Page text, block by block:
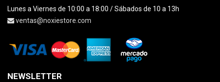
Lunes a Viernes de 10:00 a 18:00 / Sábados de 10 a 13h
ventas@noxiestore.com
NEWSLETTER